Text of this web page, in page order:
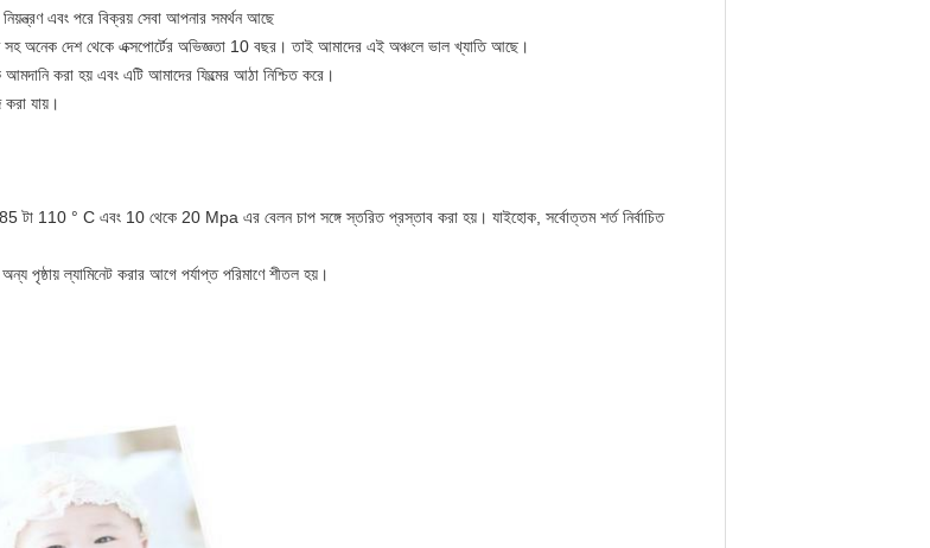
এবং পরে বিক্রয় সেবা আপনার সমর্থন আছে
অনেক দেশ থেকে এক্সপোর্টের অভিজ্ঞতা 10 বছর। তাই আমাদের এই অঞ্চলে ভাল খ্যাতি আছে।
করা হয় এবং এটি আমাদের ফিল্মের আঠা নিশ্চিত করে।
যায়।
110 ° C এবং 10 থেকে 20 Mpa এর বেলন চাপ সঙ্গে স্তরিত প্রস্তাব করা হয়। যাইহোক, সর্বোত্তম শর্ত নির্বাচিত
পৃষ্ঠায় ল্যামিনেট করার আগে পর্যাপ্ত পরিমাণে শীতল হয়।